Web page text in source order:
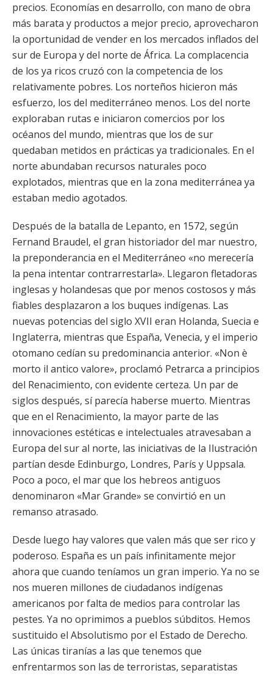
precios. Economías en desarrollo, con mano de obra
más barata y productos a mejor precio, aprovecharon
la oportunidad de vender en los mercados inflados del
sur de Europa y del norte de África. La complacencia
de los ya ricos cruzó con la competencia de los
relativamente pobres. Los norteños hicieron más
esfuerzo, los del mediterráneo menos. Los del norte
exploraban rutas e iniciaron comercios por los
océanos del mundo, mientras que los de sur
quedaban metidos en prácticas ya tradicionales. En el
norte abundaban recursos naturales poco
explotados, mientras que en la zona mediterránea ya
estaban medio agotados.
Después de la batalla de Lepanto, en 1572, según
Fernand Braudel, el gran historiador del mar nuestro,
la preponderancia en el Mediterráneo «no merecería
la pena intentar contrarrestarla». Llegaron fletadoras
inglesas y holandesas que por menos costosos y más
fiables desplazaron a los buques indígenas. Las
nuevas potencias del siglo XVII eran Holanda, Suecia e
Inglaterra, mientras que España, Venecia, y el imperio
otomano cedían su predominancia anterior. «Non è
morto il antico valore», proclamó Petrarca a principios
del Renacimiento, con evidente certeza. Un par de
siglos después, sí parecía haberse muerto. Mientras
que en el Renacimiento, la mayor parte de las
innovaciones estéticas e intelectuales atravesaban a
Europa del sur al norte, las iniciativas de la Ilustración
partían desde Edinburgo, Londres, París y Uppsala.
Poco a poco, el mar que los hebreos antiguos
denominaron «Mar Grande» se convirtió en un
remanso atrasado.
Desde luego hay valores que valen más que ser rico y
poderoso. España es un país infinitamente mejor
ahora que cuando teníamos un gran imperio. Ya no se
nos mueren millones de ciudadanos indígenas
americanos por falta de medios para controlar las
pestes. Ya no oprimimos a pueblos súbditos. Hemos
sustituido el Absolutismo por el Estado de Derecho.
Las únicas tiranías a las que tenemos que
enfrentarmos son las de terroristas, separatistas